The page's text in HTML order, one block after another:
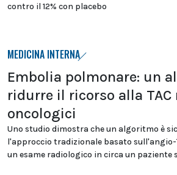
contro il 12% con placebo
MEDICINA INTERNA
Embolia polmonare: un
ridurre il ricorso alla TAC
oncologici
Uno studio dimostra che un algoritmo è
l'approccio tradizionale basato sull'angio-
un esame radiologico in circa un paziente